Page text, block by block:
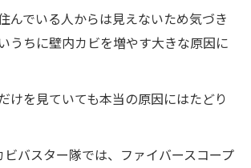
んでいる人からは見えないため気づき
うちに壁内カビを増やす大きな原因に
けを見ていても本当の原因にはたどり
バスター隊では、ファイバースコープ